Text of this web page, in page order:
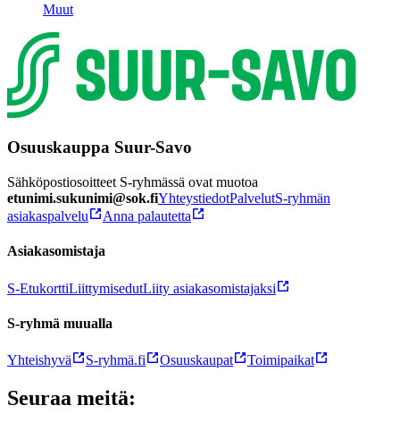
Muut
Osuuskauppa Suur-Savo
Sähköpostiosoitteet S-ryhmässä ovat muotoa
etunimi.sukunimi@sok.fiYhteystiedotPalvelutS-ryhmän
asiakaspalvelu
Anna palautetta
Asiakasomistaja
S-EtukorttiLiittymisedutLiity asiakasomistajaksi
S-ryhmä muualla
Yhteishyvä S-ryhmä.fi Osuuskaupat Toimipaikat
Seuraa meitä: